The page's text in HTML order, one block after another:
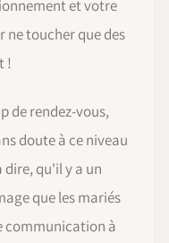
et votre
toucher que des
!
de rendez-vous,
doute à ce niveau
dire, qu'il y a un
que les mariés
communication à